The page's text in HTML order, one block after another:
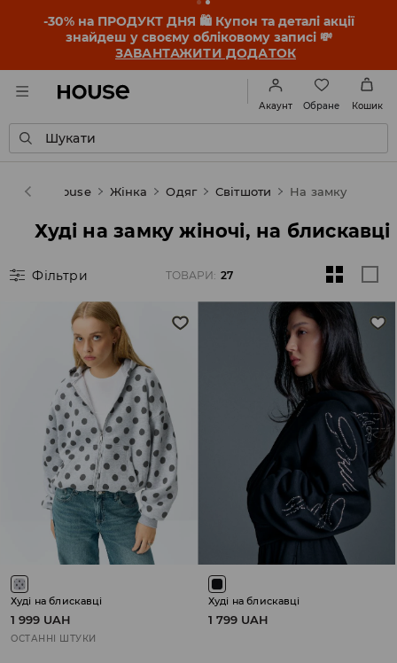
-30% на ПРОДУКТ ДНЯ 🛍️ Купон та деталі акції
знайдеш у своєму обліковому записі 💸
ЗАВАНТАЖИТИ ДОДАТОК
Акаунт Обране Кошик
Шукати
House Жінка Одяг Світшоти На замку
Худі на замку жіночі, на блискавці
Фільтри ТОВАРИ: 27
Худі на блискавці
1 999 UAH
ОСТАННІ ШТУКИ
Худі на блискавці
1 799 UAH